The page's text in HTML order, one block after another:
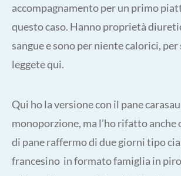
accompagnamento per un primo
questo caso. Hanno proprietà
sangue e sono per niente calorici,
leggete qui.
Qui ho la versione con il pane
monoporzione, ma l’ho rifatto
di pane raffermo di due giorni tipo
francesino in formato famiglia in